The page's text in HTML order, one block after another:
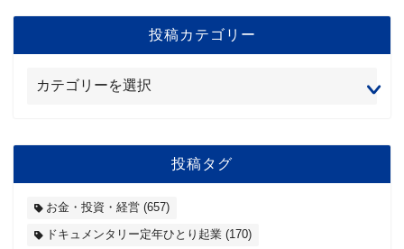
投稿カテゴリー
投稿タグ
お金・投資・経営 (657)
ドキュメンタリー定年ひとり起業 (170)